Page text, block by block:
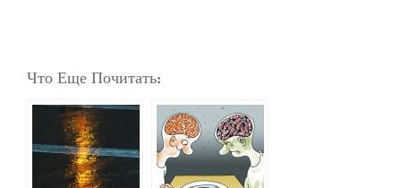
Что Еще Почитать: